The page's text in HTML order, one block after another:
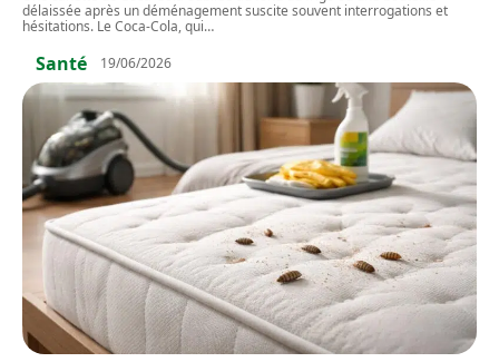
délaissée après un déménagement suscite souvent interrogations et
hésitations. Le Coca-Cola, qui…
Santé 19/06/2026